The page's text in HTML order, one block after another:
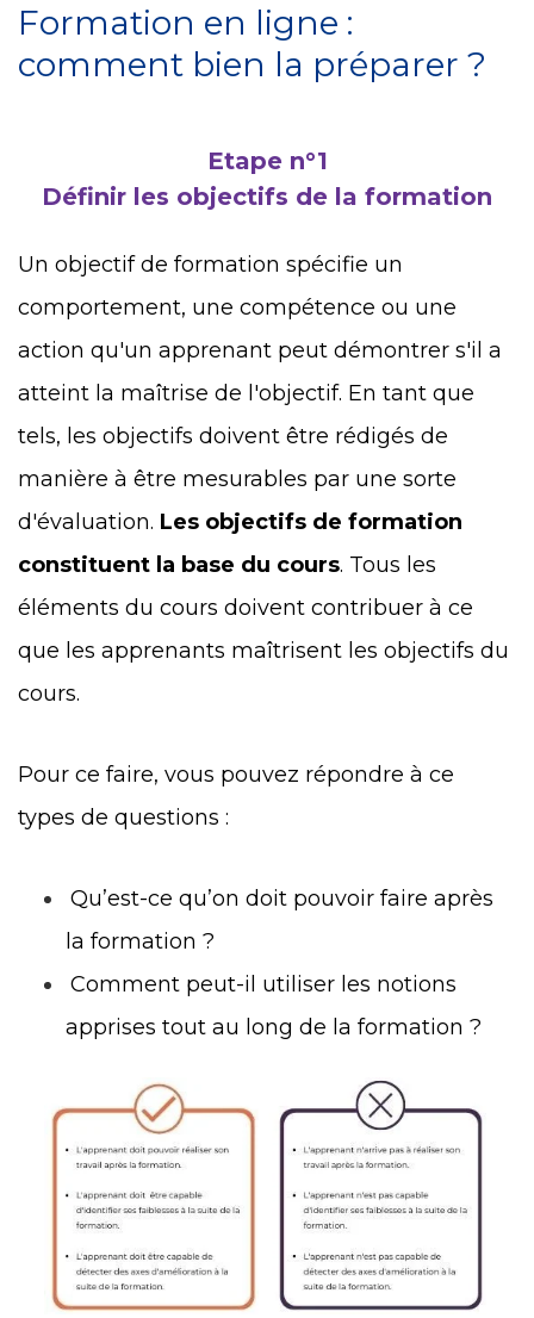
Formation en ligne :
comment bien la préparer ?
Etape n°1
Définir les objectifs de la formation
Un objectif de formation spécifie un
comportement, une compétence ou une
action qu'un apprenant peut démontrer s'il a
atteint la maîtrise de l'objectif. En tant que
tels, les objectifs doivent être rédigés de
manière à être mesurables par une sorte
d'évaluation. Les objectifs de formation
constituent la base du cours. Tous les
éléments du cours doivent contribuer à ce
que les apprenants maîtrisent les objectifs du
cours.
Pour ce faire, vous pouvez répondre à ce
types de questions :
Qu’est-ce qu’on doit pouvoir faire après
la formation ?
Comment peut-il utiliser les notions
apprises tout au long de la formation ?